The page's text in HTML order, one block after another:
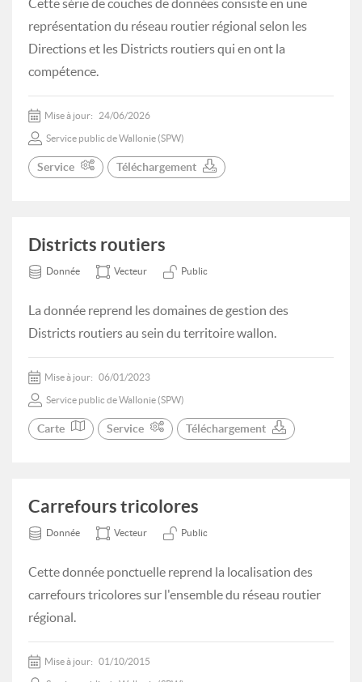
Cette série de couches de données consiste en une
représentation du réseau routier régional selon les
Directions et les Districts routiers qui en ont la
compétence.
Mise à jour: 24/06/2026
Service public de Wallonie (SPW)
Service Téléchargement
Districts routiers
Donnée Vecteur Public
La donnée reprend les domaines de gestion des
Districts routiers au sein du territoire wallon.
Mise à jour: 06/01/2023
Service public de Wallonie (SPW)
Carte Service Téléchargement
Carrefours tricolores
Donnée Vecteur Public
Cette donnée ponctuelle reprend la localisation des
carrefours tricolores sur l'ensemble du réseau routier
régional.
Mise à jour: 01/10/2015